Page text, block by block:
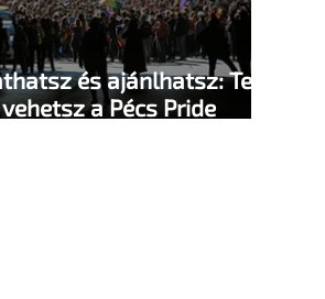
és ajánlhatsz: Te
a Pécs Pride